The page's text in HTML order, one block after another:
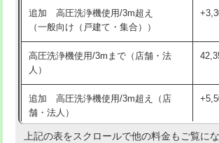
交換・取付（その他部品）
持込商品取付（単水栓）
持込商品取付（混合水栓）
持込商品取付（浄水器・分岐水栓）
持込商品取付（温水洗浄便座）
追加 高圧洗浄機使用/3m超え
（一般向け（戸建て・集合））
高圧洗浄機使用/3mまで（店舗・法
人）
追加 高圧洗浄機使用/3m超え（店
舗・法人）
上記の表をスクロールで他の料金もご覧にな